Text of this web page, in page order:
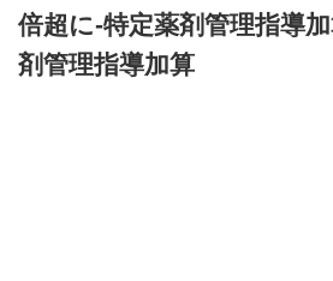
倍超に-特定薬剤管理指導
剤管理指導加算